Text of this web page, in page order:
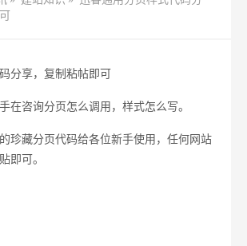
分享，复制粘帖即可
在咨询分页怎么调用，样式怎么写。
珍藏分页代码给各位新手使用，任何网站
即可。